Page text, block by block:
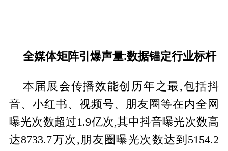
全媒体矩阵引爆声量:数据锚定行业标杆
本届展会传播效能创历年之最,包括抖
音、小红书、视频号、朋友圈等在内全网
曝光次数超过1.9亿次,其中抖音曝光次数高
达8733.7万次,朋友圈曝光次数达到5154.2